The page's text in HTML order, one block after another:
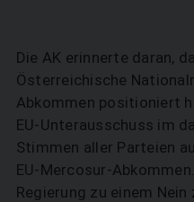
Die AK erinnerte daran,
Österreichische
Abkommen positioniert
EU-Unterausschuss im
Stimmen aller Parteien
EU-Mercosur-
Regierung zu einem